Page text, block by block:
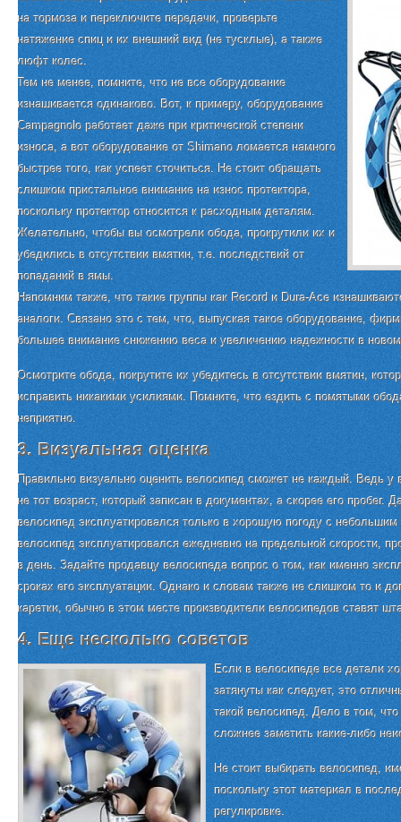
на тормоза и переключите передачи, проверьте
натяжение спиц и их внешний вид (не тусклые), а также
люфт колес.
Тем не менее, помните, что не все оборудование
изнашивается одинаково. Вот, к примеру, оборудование
Campagnolo работает даже при критической степени
износа, а вот оборудование от Shimano ломается намного
быстрее того, как успеет сточиться. Не стоит обращать
слишком пристальное внимание на износ протектора,
поскольку протектор относится к расходным деталям.
Желательно, чтобы вы осмотрели обода, прокрутили их и
убедились в отсутствии вмятин, т.е. последствий от
попаданий в ямы.
Напомним также, что такие группы как Record и Dura-Ace
аналоги. Связано это с тем, что, выпуская такое оборудование,
большее внимание снижению веса и увеличению надежности в
Осмотрите обода, покрутите их убедитесь в отсутствии вмятин,
исправить никакими усилиями. Помните, что ездить с помятыми
неприятно.
3. Визуальная оценка
Правильно визуально оценить велосипед сможет не каждый. Ведь у
не тот возраст, который записан в документах, а скорее его пробег.
велосипед эксплуатировался только в хорошую погоду с
велосипед эксплуатировался ежедневно на предельной скорости,
в день. Задайте продавцу велосипеда вопрос о том, как именно
сроках его эксплуатации. Однако и словам также не слишком то и
каретки, обычно в этом месте производители велосипедов ставят
4. Еще несколько советов
Если в велосипеде все детали
затянуты как следует, это
такой велосипед. Дело в том,
сложнее заметить какие-либо
Не стоит выбирать велосипед,
поскольку этот материал в
регулировке.